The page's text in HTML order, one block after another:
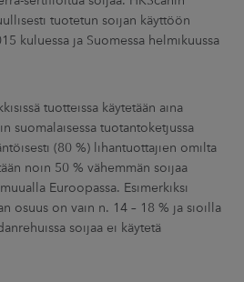
tuotetun soijan käyttöön
kuluessa ja Suomessa helmikuussa
tuotteissa käytetään aina
suomalaisessa tuotantoketjussa
(80 %) lihantuottajien omilta
noin 50 % vähemmän soijaa
Euroopassa. Esimerkiksi
osuus on vain n. 14 – 18 % ja sioilla
soijaa ei käytetä